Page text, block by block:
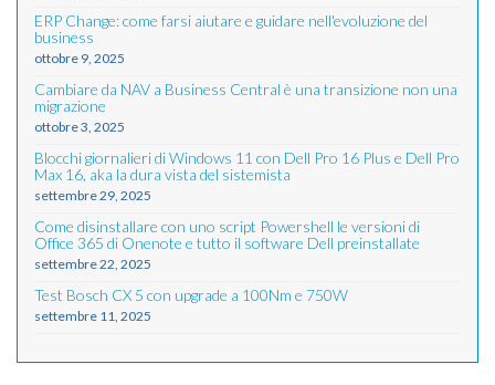
ERP Change: come farsi aiutare e guidare nell'evoluzione del
business
ottobre 9, 2025
Cambiare da NAV a Business Central è una transizione non una
migrazione
ottobre 3, 2025
Blocchi giornalieri di Windows 11 con Dell Pro 16 Plus e Dell Pro
Max 16, aka la dura vista del sistemista
settembre 29, 2025
Come disinstallare con uno script Powershell le versioni di
Office 365 di Onenote e tutto il software Dell preinstallate
settembre 22, 2025
Test Bosch CX 5 con upgrade a 100Nm e 750W
settembre 11, 2025